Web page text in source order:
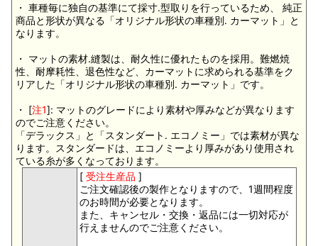
・ 車種毎に独自の基準にて採寸.型取りを行っているため、 純正
商品と形状が異なる「オリジナル形状の車種別. カーマット」と
なります。
・ マットの素材.縫製は、耐久性に優れたものを採用。難燃焼
性、耐摩耗性、退色性など、カーマットに求められる基準をク
リアした「オリジナル形状の車種別. カーマット」です。
・ [注1]: マットのグレードにより素材や厚みなどが異なります
のでご注意ください。
「デラックス」と「スタンダート. エコノミー」では素材が異な
ります。スタンダードは、エコノミーより厚みがあり使用され
ている糸が多くなっております。
[ 受注生産品 ]
ご注文確認後の製作となりますので、1週間程度
のお時間が必要となります。
また、キャンセル・交換・返品には一切対応が
行えませんのでご注意ください。